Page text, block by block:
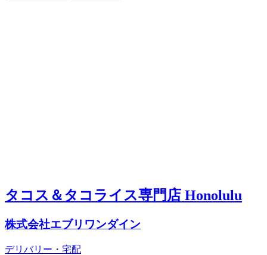
タコス＆タコライス専門店 Honolulu
株式会社エブリワンダイン
デリバリー・宅配